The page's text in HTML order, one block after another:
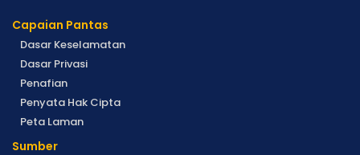
Capaian Pantas
Dasar Keselamatan
Dasar Privasi
Penafian
Penyata Hak Cipta
Peta Laman
Sumber